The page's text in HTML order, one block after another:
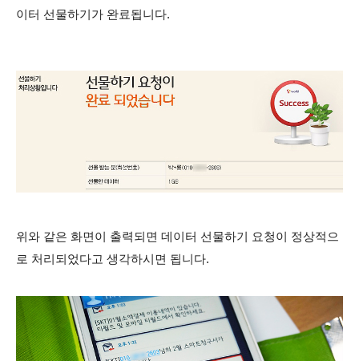
이터 선물하기가 완료됩니다.
위와 같은 화면이 출력되면 데이터 선물하기 요청이 정상적으
로 처리되었다고 생각하시면 됩니다.